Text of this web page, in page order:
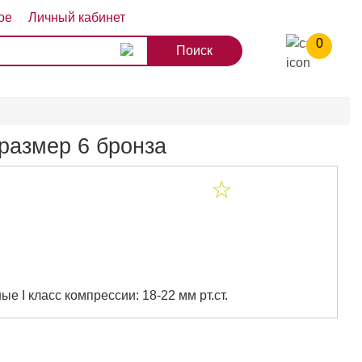
Личный кабинет
0
10
6 бронза
I класс компрессии: 18-22 мм рт.ст.